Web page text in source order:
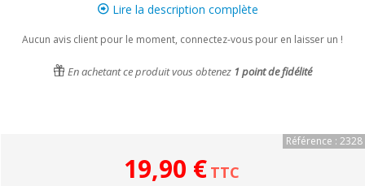
Lire la description complète
Aucun avis client pour le moment, connectez-vous pour en laisser un !
En achetant ce produit vous obtenez 1 point de fidélité
Référence : 2328
19,90 € TTC